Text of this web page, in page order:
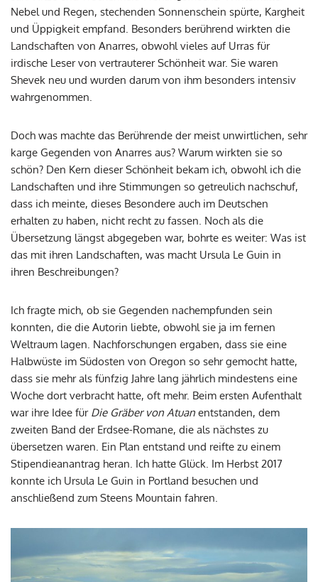
Nebel und Regen, stechenden Sonnenschein spürte, Kargheit
und Üppigkeit empfand. Besonders berührend wirkten die
Landschaften von Anarres, obwohl vieles auf Urras für
irdische Leser von vertrauterer Schönheit war. Sie waren
Shevek neu und wurden darum von ihm besonders intensiv
wahrgenommen.
Doch was machte das Berührende der meist unwirtlichen, sehr
karge Gegenden von Anarres aus? Warum wirkten sie so
schön? Den Kern dieser Schönheit bekam ich, obwohl ich die
Landschaften und ihre Stimmungen so getreulich nachschuf,
dass ich meinte, dieses Besondere auch im Deutschen
erhalten zu haben, nicht recht zu fassen. Noch als die
Übersetzung längst abgegeben war, bohrte es weiter: Was ist
das mit ihren Landschaften, was macht Ursula Le Guin in
ihren Beschreibungen?
Ich fragte mich, ob sie Gegenden nachempfunden sein
konnten, die die Autorin liebte, obwohl sie ja im fernen
Weltraum lagen. Nachforschungen ergaben, dass sie eine
Halbwüste im Südosten von Oregon so sehr gemocht hatte,
dass sie mehr als fünfzig Jahre lang jährlich mindestens eine
Woche dort verbracht hatte, oft mehr. Beim ersten Aufenthalt
war ihre Idee für Die Gräber von Atuan entstanden, dem
zweiten Band der Erdsee-Romane, die als nächstes zu
übersetzen waren. Ein Plan entstand und reifte zu einem
Stipendieanantrag heran. Ich hatte Glück. Im Herbst 2017
konnte ich Ursula Le Guin in Portland besuchen und
anschließend zum Steens Mountain fahren.